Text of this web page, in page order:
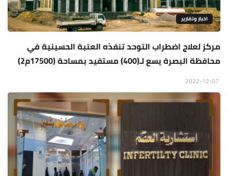
اخبار وتقارير
مركز لعلاج اضطراب التوحد تنفذه العتبة الحسينية في
محافظة البصرة يسع لـ(400) مستفيد بمساحة (17500م2)